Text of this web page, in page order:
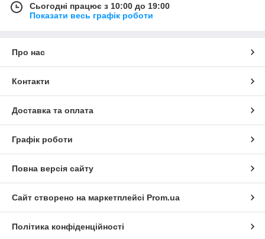
Сьогодні працює з 10:00 до 19:00
Показати весь графік роботи
Про нас
Контакти
Доставка та оплата
Графік роботи
Повна версія сайту
Сайт створено на маркетплейсі Prom.ua
Політика конфіденційності